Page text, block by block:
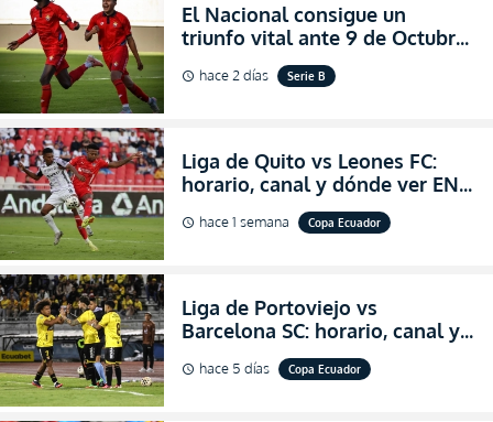
El Nacional consigue un
triunfo vital ante 9 de Octubre
para encender la fe en la
salvación
schedule hace 2 días Serie B
Liga de Quito vs Leones FC:
horario, canal y dónde ver EN
VIVO los octavos de final de la
Copa Ecuador 2026
schedule hace 1 semana Copa Ecuador
Liga de Portoviejo vs
Barcelona SC: horario, canal y
dónde ver EN VIVO los octavos
de final de la Copa Ecuador
schedule hace 5 días Copa Ecuador